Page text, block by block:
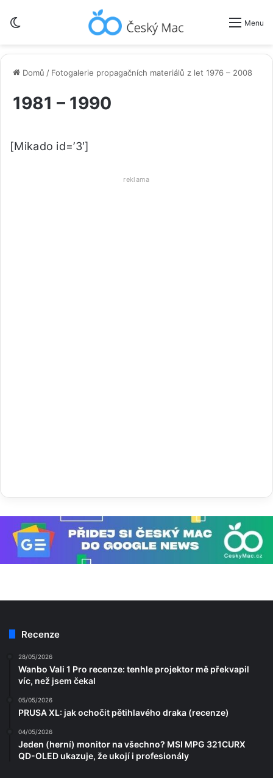
Menu
Domů / Fotogalerie propagačních materiálů z let 1976 – 2008
1981 – 1990
[Mikado id=’3′]
reklama
Recenze
28/05/2026
Wanbo Vali 1 Pro recenze: tenhle projektor mě překvapil
víc, než jsem čekal
05/05/2026
PRUSA XL: jak ochočit pětihlavého draka (recenze)
04/05/2026
Jeden (herní) monitor na všechno? MSI MPG 321CURX
QD-OLED ukazuje, že ukojí i profesionály